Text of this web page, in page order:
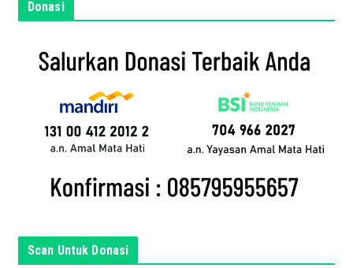
a
n
Donasi
Scan Untuk Donasi